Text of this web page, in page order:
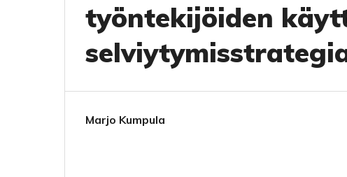
työntekijöiden
Marjo Kumpula